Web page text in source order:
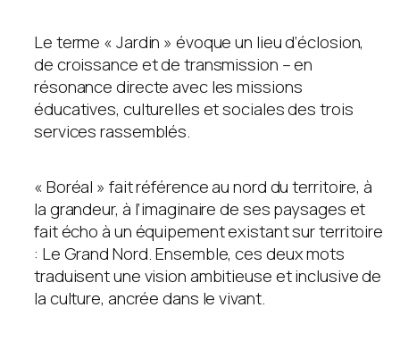
Le terme « Jardin » évoque un lieu d’éclosion,
de croissance et de transmission – en
résonance directe avec les missions
éducatives, culturelles et sociales des trois
services rassemblés.
« Boréal » fait référence au nord du territoire, à
la grandeur, à l’imaginaire de ses paysages et
fait écho à un équipement existant sur territoire
: Le Grand Nord. Ensemble, ces deux mots
traduisent une vision ambitieuse et inclusive de
la culture, ancrée dans le vivant.